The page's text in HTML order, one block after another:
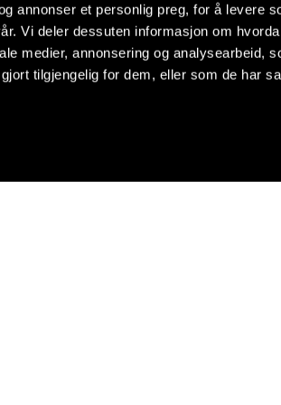
annonser et personlig preg, for å levere
Vi deler dessuten informasjon om
medier, annonsering og analysearbeid,
tilgjengelig for dem, eller som de har